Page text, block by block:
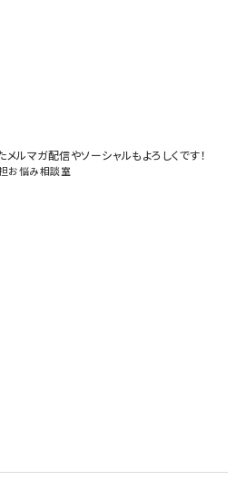
ルマガ配信やソーシャルもよろしくです！
お悩み相談室